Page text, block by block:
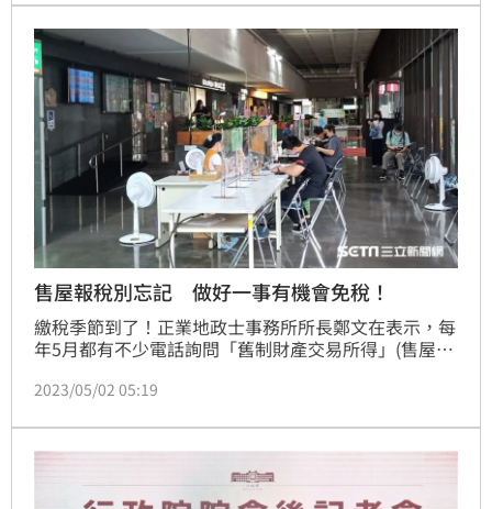
差距疑慮，呼籲應審慎評估。
售屋報稅別忘記 做好一事有機會免稅！
繳稅季節到了！正業地政士事務所所長鄭文在表示，每
年5月都有不少電話詢問「舊制財產交易所得」(售屋)
記日」才是報稅基準日，2、列舉成本有機會免稅。
2023/05/02 05:19